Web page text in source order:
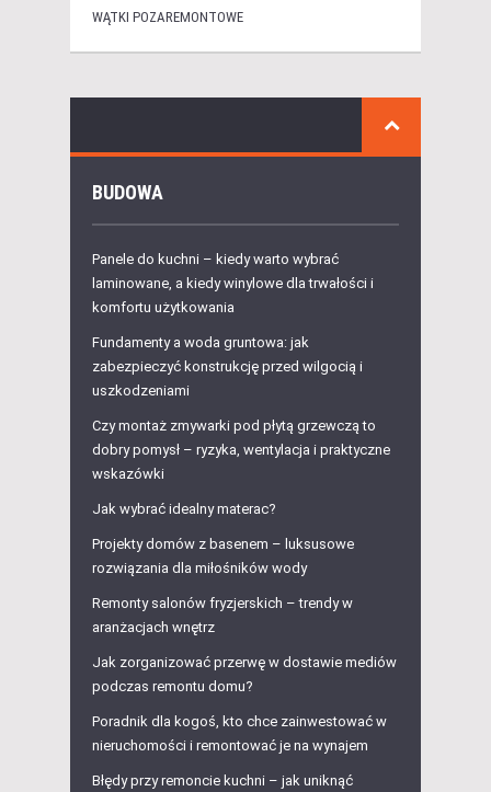
WĄTKI POZAREMONTOWE
BUDOWA
Panele do kuchni – kiedy warto wybrać
laminowane, a kiedy winylowe dla trwałości i
komfortu użytkowania
Fundamenty a woda gruntowa: jak
zabezpieczyć konstrukcję przed wilgocią i
uszkodzeniami
Czy montaż zmywarki pod płytą grzewczą to
dobry pomysł – ryzyka, wentylacja i praktyczne
wskazówki
Jak wybrać idealny materac?
Projekty domów z basenem – luksusowe
rozwiązania dla miłośników wody
Remonty salonów fryzjerskich – trendy w
aranżacjach wnętrz
Jak zorganizować przerwę w dostawie mediów
podczas remontu domu?
Poradnik dla kogoś, kto chce zainwestować w
nieruchomości i remontować je na wynajem
Błędy przy remoncie kuchni – jak uniknąć